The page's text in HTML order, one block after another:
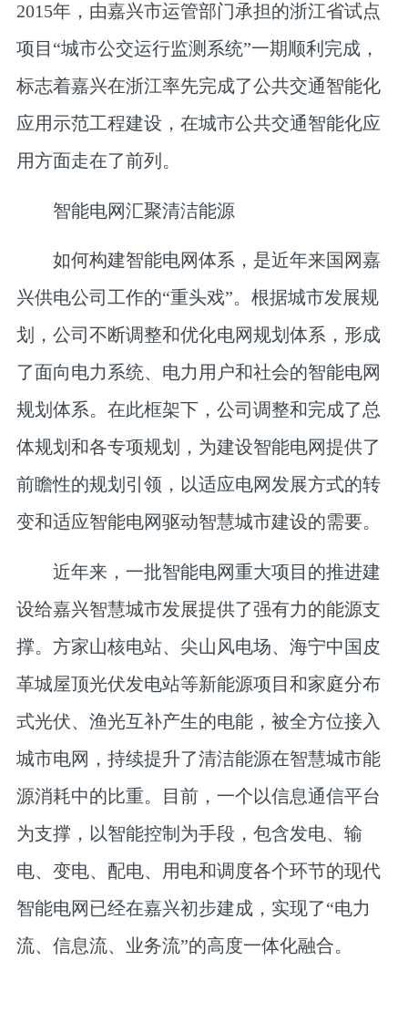
2015年，由嘉兴市运管部门承担的浙江省试点
项目“城市公交运行监测系统”一期顺利完成，
标志着嘉兴在浙江率先完成了公共交通智能化
应用示范工程建设，在城市公共交通智能化应
用方面走在了前列。
智能电网汇聚清洁能源
如何构建智能电网体系，是近年来国网嘉
兴供电公司工作的“重头戏”。根据城市发展规
划，公司不断调整和优化电网规划体系，形成
了面向电力系统、电力用户和社会的智能电网
规划体系。在此框架下，公司调整和完成了总
体规划和各专项规划，为建设智能电网提供了
前瞻性的规划引领，以适应电网发展方式的转
变和适应智能电网驱动智慧城市建设的需要。
近年来，一批智能电网重大项目的推进建
设给嘉兴智慧城市发展提供了强有力的能源支
撑。方家山核电站、尖山风电场、海宁中国皮
革城屋顶光伏发电站等新能源项目和家庭分布
式光伏、渔光互补产生的电能，被全方位接入
城市电网，持续提升了清洁能源在智慧城市能
源消耗中的比重。目前，一个以信息通信平台
为支撑，以智能控制为手段，包含发电、输
电、变电、配电、用电和调度各个环节的现代
智能电网已经在嘉兴初步建成，实现了“电力
流、信息流、业务流”的高度一体化融合。